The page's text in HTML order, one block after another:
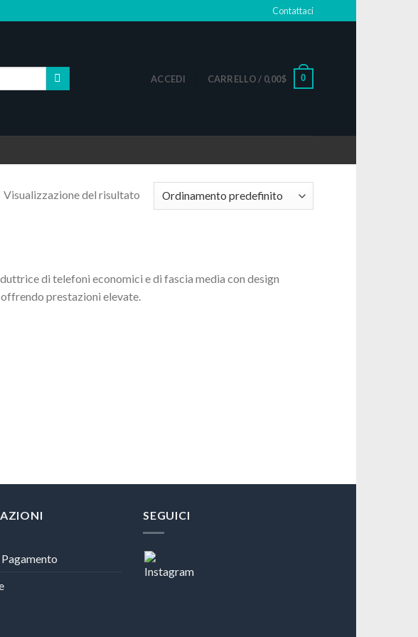
Contattaci
ACCEDI CARRELLO / 0,00$ 0
Visualizzazione del risultato
di telefoni economici e di fascia media con design
prestazioni elevate.
SEGUICI